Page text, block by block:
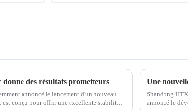
des résultats prometteurs
annoncé le lancement d'un nouveau
conçu pour offrir une excellente stabilité
Une
Shandong
annoncé le